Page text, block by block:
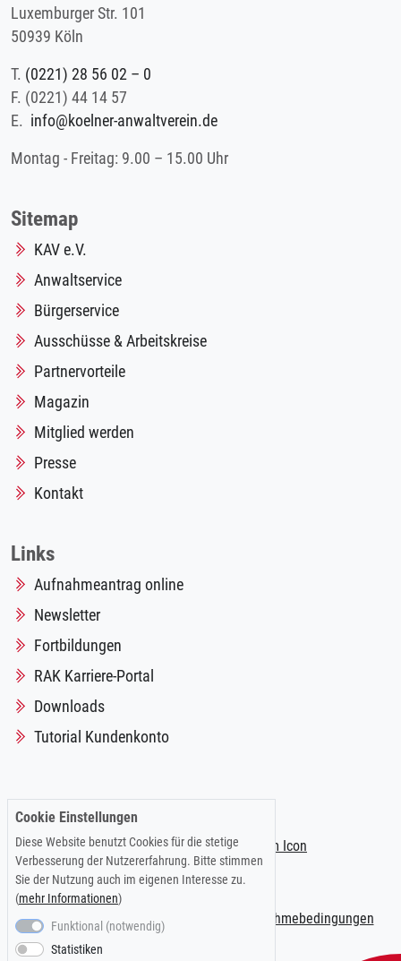
Luxemburger Str. 101
50939 Köln
T. (0221) 28 56 02 – 0
F. (0221) 44 14 57
E. info@koelner-anwaltverein.de
Montag - Freitag: 9.00 – 15.00 Uhr
Sitemap
KAV e.V.
Anwaltservice
Bürgerservice
Ausschüsse & Arbeitskreise
Partnervorteile
Magazin
Mitglied werden
Presse
Kontakt
Links
Aufnahmeantrag online
Newsletter
Fortbildungen
RAK Karriere-Portal
Downloads
Tutorial Kundenkonto
Impressum |Datenschutzerklärung Teilnahmebedingungen
Cookie Einstellungen
Diese Website benutzt Cookies für die stetige
Verbesserung der Nutzererfahrung. Bitte stimmen
Sie der Nutzung auch im eigenen Interesse zu.
(mehr Informationen)
Funktional (notwendig)
Statistiken